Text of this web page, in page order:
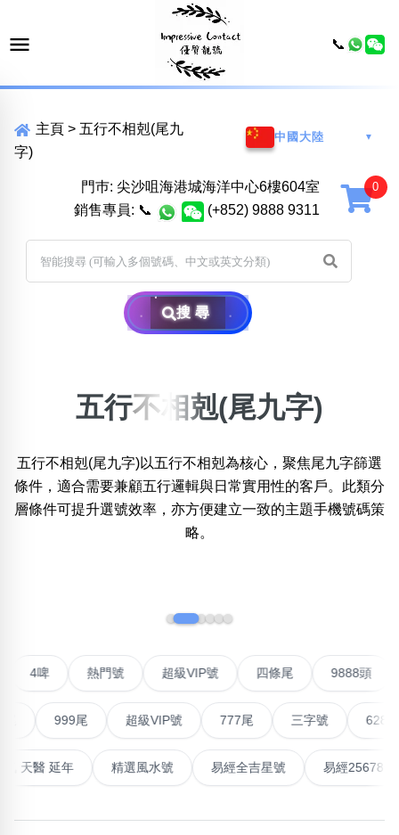
主頁 > 五行不相剋(尾九
字)
中國大陸 ▼
門巿: 尖沙咀海港城海洋中心6樓604室
銷售專員: 📞 (+852) 9888 9311
搜尋
位置:
二 三 四 五 六 七 八 九 十 十一
無0 無3無4無5 無7無8無9
清除全部分類
搜尋
五行不相剋(尾九字)
五行不相剋(尾九字)以五行不相剋為核心，聚焦尾九字篩選
條件，適合需要兼顧五行邏輯與日常實用性的客戶。此類分
層條件可提升選號效率，亦方便建立一致的主題手機號碼策
略。
熱門號 超級VIP號 四條尾 9888
999尾 超級VIP號 777尾 三字號 6288頭
高能量生氣 天醫 延年 精選風水號 易經全吉星號 易
📞